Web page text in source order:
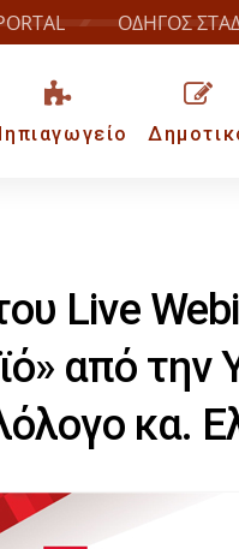
ΟΔΗΓΟΣ
Live
από την
κα.